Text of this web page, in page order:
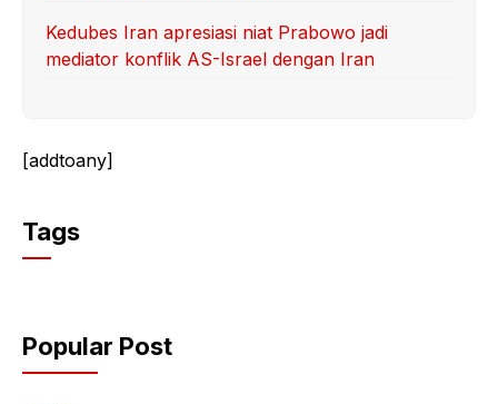
Kedubes Iran apresiasi niat Prabowo jadi
mediator konflik AS-Israel dengan Iran
[addtoany]
Tags
Popular Post